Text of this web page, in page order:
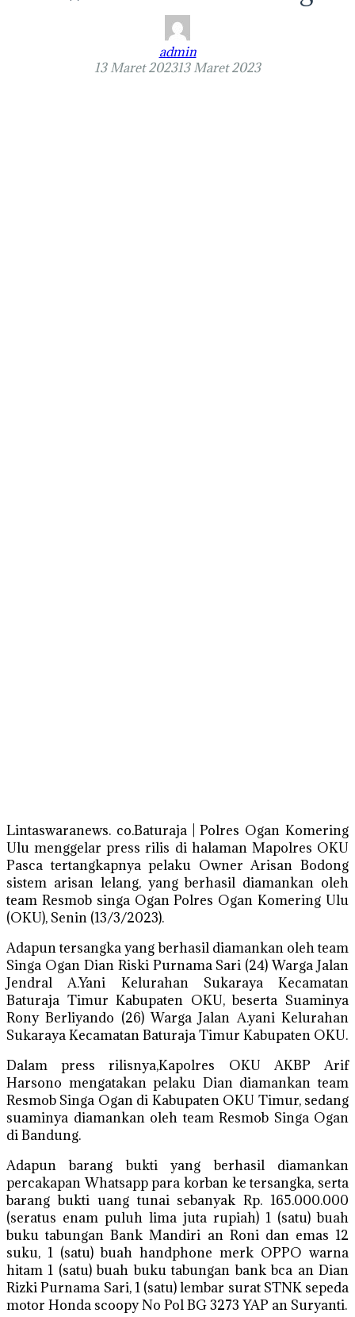
admin
13 Maret 202313 Maret 2023
Lintaswaranews. co.Baturaja | Polres Ogan Komering
Ulu menggelar press rilis di halaman Mapolres OKU
Pasca tertangkapnya pelaku Owner Arisan Bodong
sistem arisan lelang, yang berhasil diamankan oleh
team Resmob singa Ogan Polres Ogan Komering Ulu
(OKU), Senin (13/3/2023).
Adapun tersangka yang berhasil diamankan oleh team
Singa Ogan Dian Riski Purnama Sari (24) Warga Jalan
Jendral A.Yani Kelurahan Sukaraya Kecamatan
Baturaja Timur Kabupaten OKU, beserta Suaminya
Rony Berliyando (26) Warga Jalan A.yani Kelurahan
Sukaraya Kecamatan Baturaja Timur Kabupaten OKU.
Dalam press rilisnya,Kapolres OKU AKBP Arif
Harsono mengatakan pelaku Dian diamankan team
Resmob Singa Ogan di Kabupaten OKU Timur, sedang
suaminya diamankan oleh team Resmob Singa Ogan
di Bandung.
Adapun barang bukti yang berhasil diamankan
percakapan Whatsapp para korban ke tersangka, serta
barang bukti uang tunai sebanyak Rp. 165.000.000
(seratus enam puluh lima juta rupiah) 1 (satu) buah
buku tabungan Bank Mandiri an Roni dan emas 12
suku, 1 (satu) buah handphone merk OPPO warna
hitam 1 (satu) buah buku tabungan bank bca an Dian
Rizki Purnama Sari, 1 (satu) lembar surat STNK sepeda
motor Honda scoopy No Pol BG 3273 YAP an Suryanti.